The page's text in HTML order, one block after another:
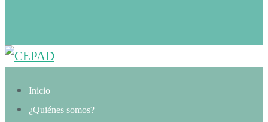
Inicio
¿Quiénes somos?